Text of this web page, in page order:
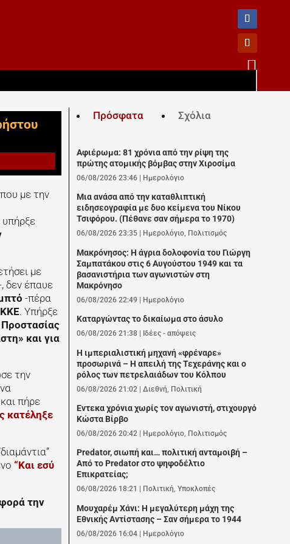

με την
υπήρξε
με
δεν έπαυε
-πέρα
ΚΚΕ. Υπήρξε
και για
την
πήρε
κατέληξε
“Και εσύ
την
Πρόσφατα Σχόλια
Αφιέρωμα: 81 χρόνια από την ρίψη της
πρώτης ατομικής βόμβας στην Χιροσίμα
06/08/2026 23:46 | Ημερολόγιο
Μια ανάσα από την καταθλιπτική
ειδησεογραφία με δυο κείμενα του Νίκου
Τσιφόρου. (Πέθανε σαν σήμερα το 1970)
06/08/2026 23:35 Ημερολόγιο, Πολιτισμός
Μακρόνησος: Η άγρια δολοφονία του Γιώργη
Σαμπατάκου στις 6 Αυγούστου 1949 και τα
βασανιστήρια των αγωνιστών στη
Μακρόνησο
06/08/2026 22:49 | Ημερολόγιο
Καταργώντας το δικαίωμα στο άσυλο
06/08/2026 21:38 Ιδέες - απόψεις
Η ιμπεριαλιστική μηχανή «φρέναρε»
προσωρινά – Η απειλή της Τεχεράνης και ο
ρόλος των πετρελαιάδων του Κόλπου
06/08/2026 21:02 |Διεθνή Πολιτική
Εντεκα χρόνια χωρίς τον αγωνιστή, στιχουργό
Κώστα Βίρβο
06/08/2026 20:42 Ημερολόγιο, Πολιτισμός
Predator, σιωπή και… πολιτική ανταμοιβή –
Από το Predator στο ψηφοδέλτιο
Επικρατείας;
06/08/2026 18:21 Πολιτική,Υποκλοπές
Μουχαρέμ Χάνι: Η μεγαλύτερη μάχη της
Εθνικής Αντίστασης – Σαν σήμερα το 1944
06/08/2026 16:04 | Ημερολόγιο